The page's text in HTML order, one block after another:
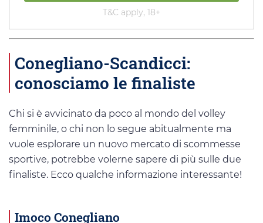
T&C apply, 18+
Conegliano-Scandicci:
conosciamo le finaliste
Chi si è avvicinato da poco al mondo del volley
femminile, o chi non lo segue abitualmente ma
vuole esplorare un nuovo mercato di scommesse
sportive, potrebbe volerne sapere di più sulle due
finaliste. Ecco qualche informazione interessante!
Imoco Conegliano